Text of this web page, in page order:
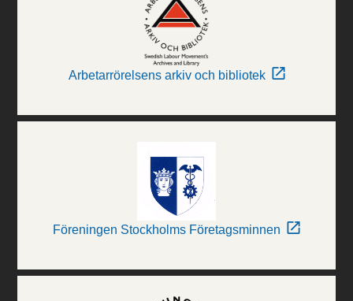
Arbetarrörelsens arkiv och bibliotek
Föreningen Stockholms Företagsminnen